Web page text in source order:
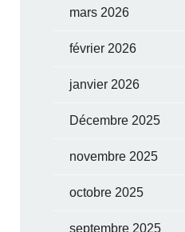
mars 2026
février 2026
janvier 2026
Décembre 2025
novembre 2025
octobre 2025
septembre 2025